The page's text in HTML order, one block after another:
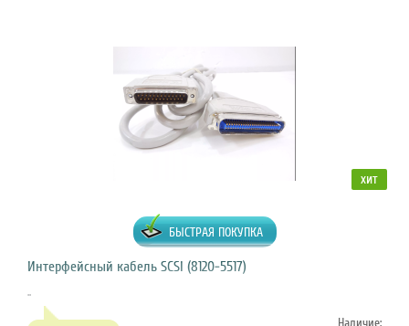
хит
БЫСТРАЯ ПОКУПКА
Интерфейсный кабель SCSI (8120-5517)
..
Наличие: